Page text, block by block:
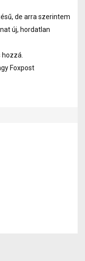
de arra szerintem
új, hordatlan
Foxpost